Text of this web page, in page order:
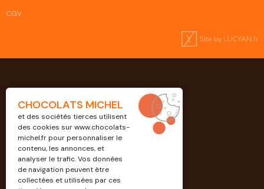
Professionnels
CGV
CHOCOLATS MICHEL
et des sociétés tierces utilisent
des cookies surwww.chocolats-
michel.frpour personnaliser le
contenu, les annonces, et
analyser le trafic. Vos données
de navigation peuvent être
collectées et utilisées par ces